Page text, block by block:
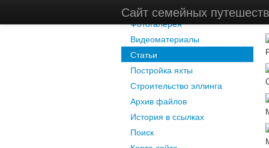
Сайт семейных
Новости
Фотогалерея
Видеоматериалы
Статьи
Постройка яхты
Строительство эллинга
Архив файлов
История в ссылках
Поиск